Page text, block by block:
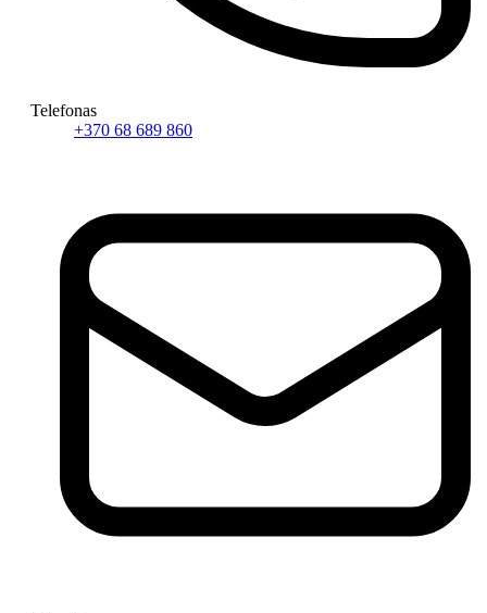
Telefonas
+370 68 689 860